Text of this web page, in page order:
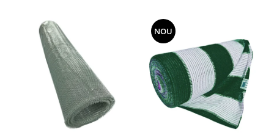
Articole de consum industrie
Lacuri si vopsele
Produse decorative
Produse pentru constructii
Aparate pneumatice
NOU